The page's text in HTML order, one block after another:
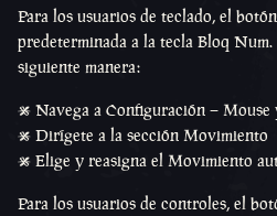
Para los usuarios de teclado, el
predeterminada a la tecla Bloq
siguiente manera:
• Navega a Configuración – Mouse
• Dirígete a la sección Movimiento
• Elige y reasigna el Movimiento
Para los usuarios de controles, el